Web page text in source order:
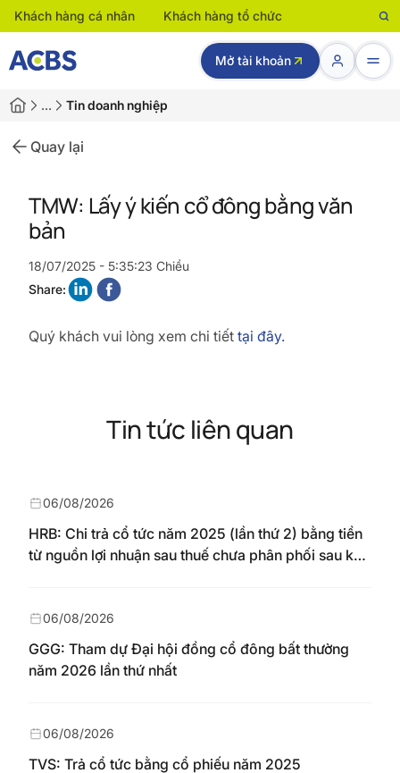
Khách hàng cá nhân Khách hàng tổ chức
Mở tài khoản
… Tin doanh nghiệp
Quay lại
TMW: Lấy ý kiến cổ đông bằng văn
bản
18/07/2025 - 5:35:23 Chiều
Share:
Quý khách vui lòng xem chi tiết tại đây.
Tin tức liên quan
HRB: Chi trả cổ tức năm 2025 (lần thứ 2) bằng tiền
từ nguồn lợi nhuận sau thuế chưa phân phối sau khi
ngày 04/08/2026
06/08/2026
GGG: Tham dự Đại hội đồng cổ đông bất thường
năm 2026 lần thứ nhất
06/08/2026
TVS: Trả cổ tức bằng cổ phiếu năm 2025
06/08/2026